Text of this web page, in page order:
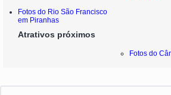
Fotos do Rio São Francisco
em Piranhas
Atrativos próximos
Fotos do